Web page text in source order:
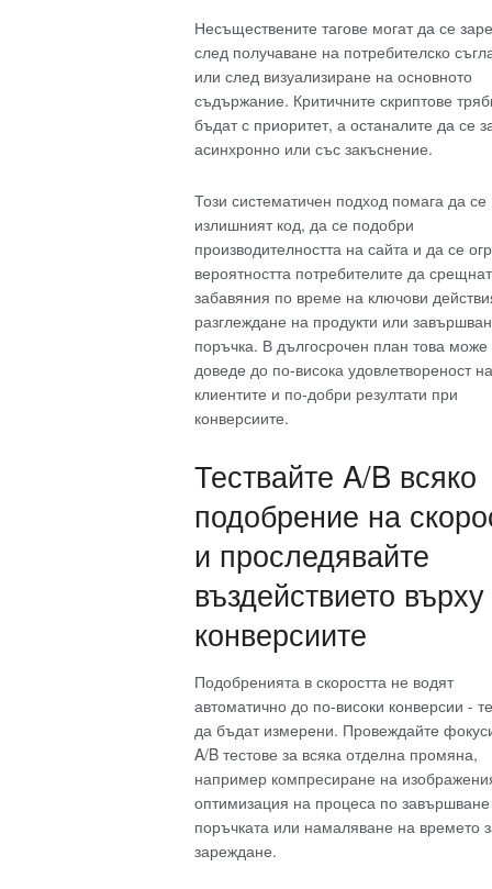
Несъществените тагове могат да се
след получаване на потребителско
или след визуализиране на основното
съдържание. Критичните скриптове
бъдат с приоритет, а останалите да се
асинхронно или със закъснение.
Този систематичен подход помага да
излишният код, да се подобри
производителността на сайта и да се
вероятността потребителите да срещнат
забавяния по време на ключови
разглеждане на продукти или
поръчка. В дългосрочен план това може
доведе до по-висока удовлетвореност на
клиентите и по-добри резултати при
конверсиите.
Тествайте A/B всяко
подобрение на
и проследявайте
въздействието върху
конверсиите
Подобренията в скоростта не водят
автоматично до по-високи конверсии -
да бъдат измерени. Провеждайте
A/B тестове за всяка отделна промяна,
например компресиране на
оптимизация на процеса по
поръчката или намаляване на времето
зареждане.